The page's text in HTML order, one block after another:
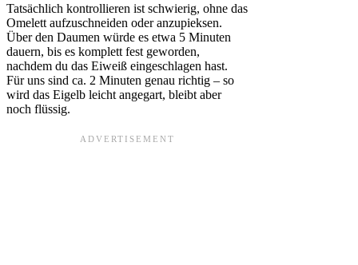
Tatsächlich kontrollieren ist schwierig, ohne das
Omelett aufzuschneiden oder anzupieksen.
Über den Daumen würde es etwa 5 Minuten
dauern, bis es komplett fest geworden,
nachdem du das Eiweiß eingeschlagen hast.
Für uns sind ca. 2 Minuten genau richtig – so
wird das Eigelb leicht angegart, bleibt aber
noch flüssig.